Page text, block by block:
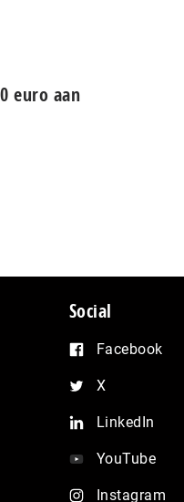
euro aan
Social
Facebook
X
LinkedIn
YouTube
Instagram